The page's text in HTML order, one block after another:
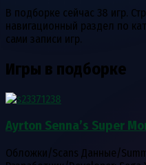
В подборке сейчас 38 игр.
навигационный раздел по
сами записи игр.
Игры в подборке
Ayrton Senna’s Super
Обложки/Scans Данные/